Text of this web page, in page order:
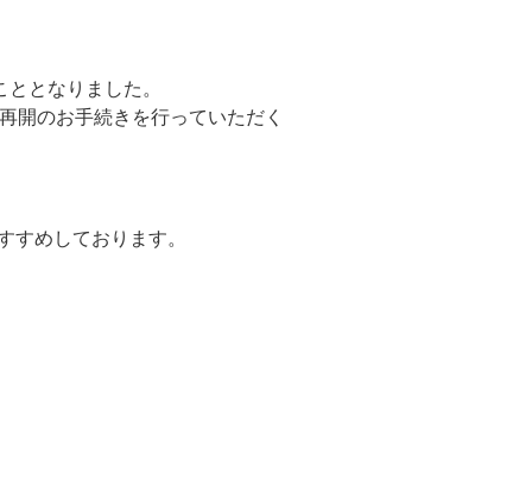
となりました。
開のお手続きを行っていただく
すめしております。